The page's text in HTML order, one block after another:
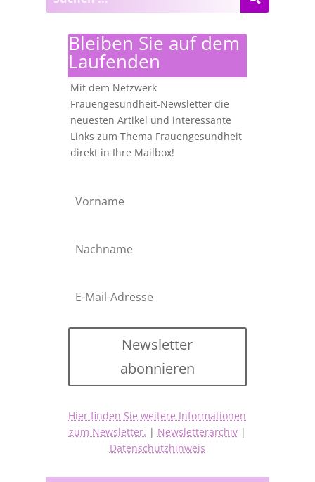
Bleiben Sie auf dem
Laufenden
Mit dem Netzwerk
Frauengesundheit-Newsletter die
neuesten Artikel und interessante
Links zum Thema Frauengesundheit
direkt in Ihre Mailbox!
Newsletter
abonnieren
Hier finden Sie weitere Informationen
zum Newsletter. | Newsletterarchiv|
Datenschutzhinweis